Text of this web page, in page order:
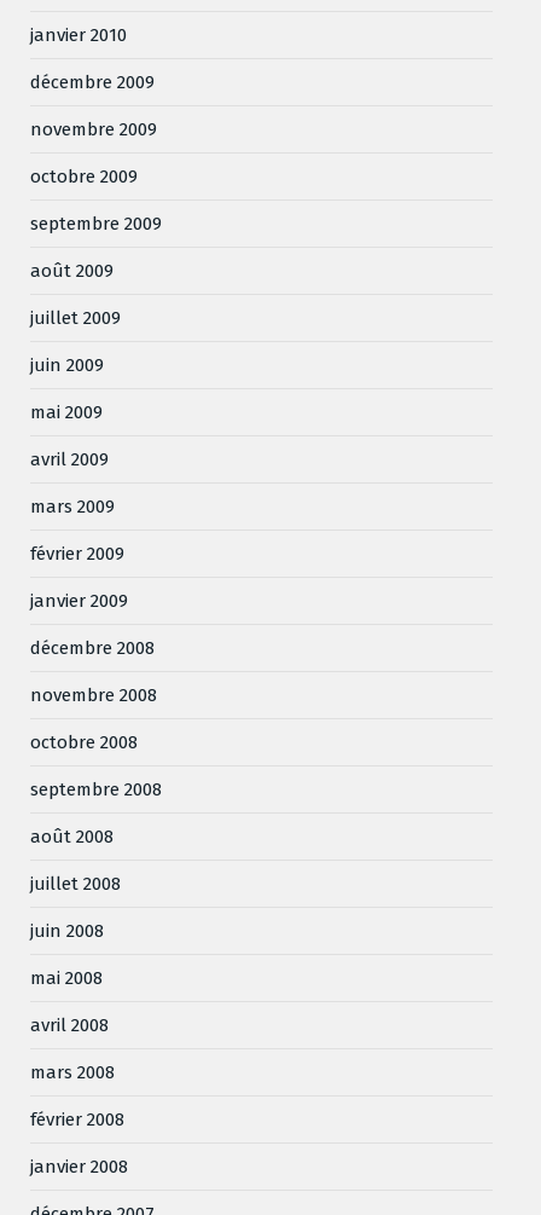
janvier 2010
décembre 2009
novembre 2009
octobre 2009
septembre 2009
août 2009
juillet 2009
juin 2009
mai 2009
avril 2009
mars 2009
février 2009
janvier 2009
décembre 2008
novembre 2008
octobre 2008
septembre 2008
août 2008
juillet 2008
juin 2008
mai 2008
avril 2008
mars 2008
février 2008
janvier 2008